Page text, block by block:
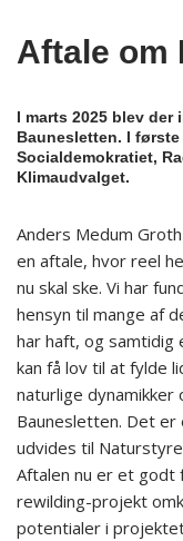
Aftale om
I marts 2025 blev der
Baunesletten. I
Socialdemokratiet,
Klimaudvalget.
Anders Medum
en aftale, hvor reel
nu skal ske. Vi har
hensyn til mange af
har haft, og samtidig
kan få lov til at fylde
naturlige
Baunesletten. Det
udvides til
Aftalen nu er et
rewilding-projekt
potentialer i